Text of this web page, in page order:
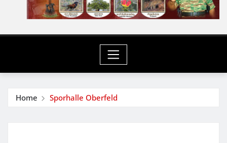
Home Sporhalle Oberfeld